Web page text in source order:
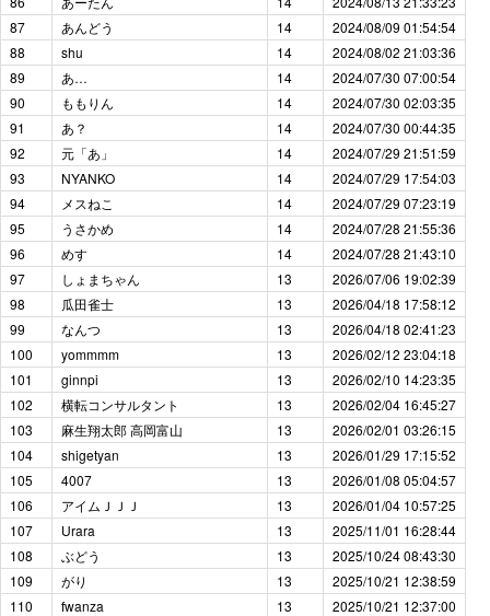
87
あんどう 14
2024/08/09 01:54:54
88
shu 14
2024/08/02 21:03:36
89
あ… 14
2024/07/30 07:00:54
90
ももりん 14
2024/07/30 02:03:35
91
あ？ 14
2024/07/30 00:44:35
92
元「あ」 14
2024/07/29 21:51:59
93
NYANKO 14
2024/07/29 17:54:03
94
メスねこ 14
2024/07/29 07:23:19
95
うさかめ 14
2024/07/28 21:55:36
96
めす 14
2024/07/28 21:43:10
97
しょまちゃん 13
2026/07/06 19:02:39
98
瓜田雀士 13
2026/04/18 17:58:12
99
なんつ 13
2026/04/18 02:41:23
100
yommmm 13
2026/02/12 23:04:18
101
ginnpi 13
2026/02/10 14:23:35
102
横転コンサルタント 13
2026/02/04 16:45:27
103
麻生翔太郎 高岡富山 13
2026/02/01 03:26:15
104
shigetyan 13
2026/01/29 17:15:52
105
4007 13
2026/01/08 05:04:57
106
アイムＪＪＪ 13
2026/01/04 10:57:25
107
Urara 13
2025/11/01 16:28:44
108
ぶどう 13
2025/10/24 08:43:30
109
がり 13
2025/10/21 12:38:59
110
fwanza 13
2025/10/21 12:37:00